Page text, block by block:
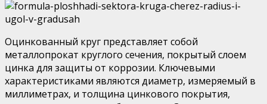
Оцинкованный круг представляет собой
металлопрокат круглого сечения, покрытый слоем
цинка для защиты от коррозии. Ключевыми
характеристиками являются диаметр, измеряемый в
миллиметрах, и толщина цинкового покрытия,